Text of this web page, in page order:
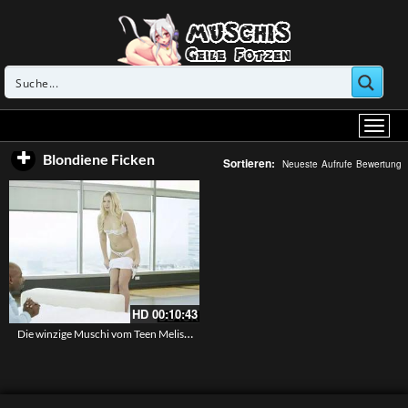
Blondiene Ficken Sortieren: Neueste Aufrufe Bewertung
HD 00:10:43
Die winzige Muschi vom Teen Melissa May wird vom schwarzen Lover ihrer Mutter gefickt – Daughter Interracial